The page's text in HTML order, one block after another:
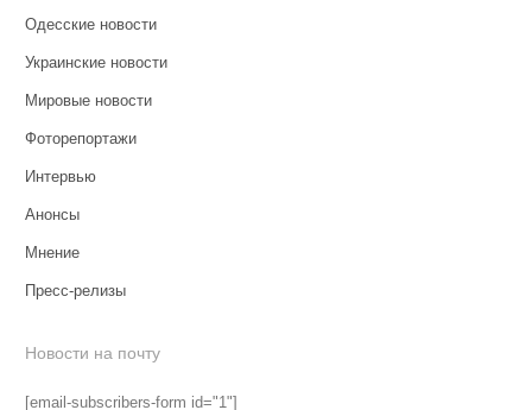
Одесские новости
Украинские новости
Мировые новости
Фоторепортажи
Интервью
Анонсы
Мнение
Пресс-релизы
Новости на почту
[email-subscribers-form id="1"]